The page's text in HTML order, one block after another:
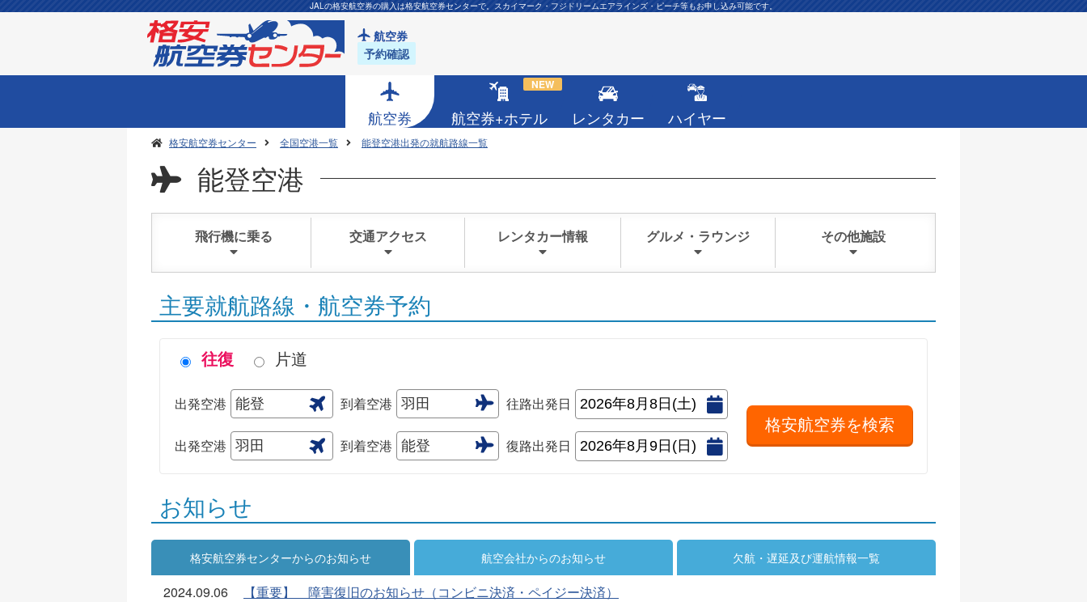
JALの格安航空券の購入は格安航空券センターで。スカイマーク・フジドリームエアラインズ・ピーチ等もお申し込み可能です。
航空券
予約確認
航空券 航空券+ホテル
NEW
レンタカー ハイヤー
格安航空券センター 全国空港一覧 能登空港出発の就航路線一覧
能登空港
飛行機に乗る 交通アクセス レンタカー情報 グルメ・ラウンジ その他施設
主要就航路線・航空券予約
往復 片道
出発空港 到着空港 往路出発日
出発空港 到着空港 復路出発日
お知らせ
格安航空券センターからのお知らせ 航空会社からのお知らせ 欠航・遅延及び運航情報一覧
2024.09.06
【重要】 障害復旧のお知らせ（コンビニ決済・ペイジー決済）